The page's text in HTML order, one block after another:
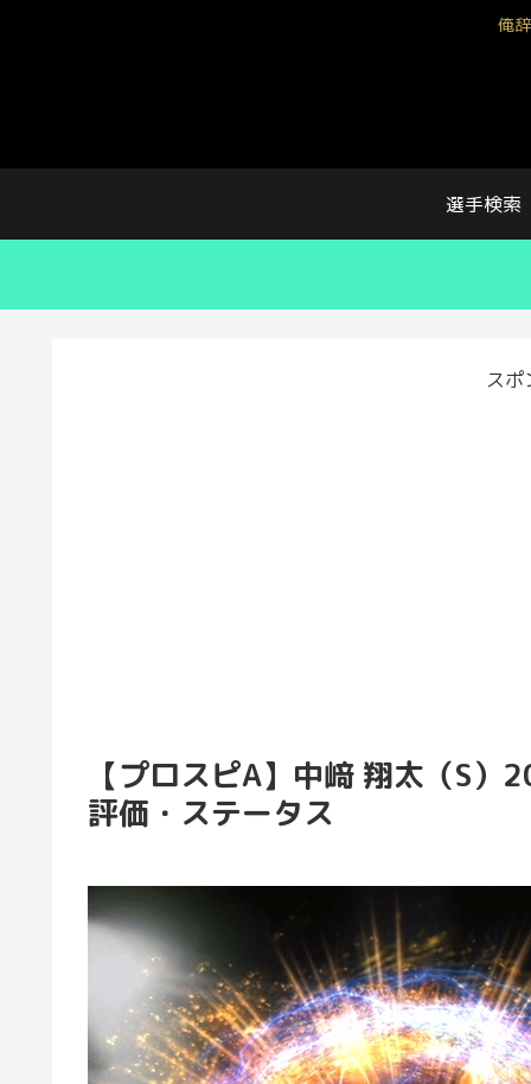
俺
選手検索
スポ
【プロスピA】中﨑 翔太（S
評価・ステータス